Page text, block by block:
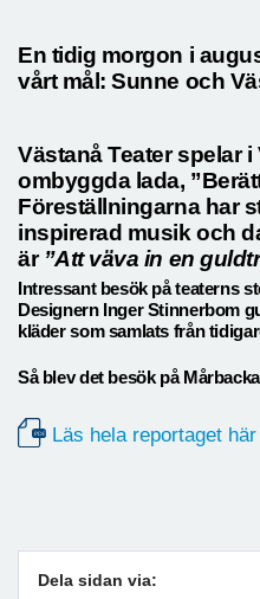
En tidig morgon i
vårt mål: Sunne och
Västanå Teater spelar
ombyggda lada,
Föreställningarna har
inspirerad musik och
är ”Att väva in en
Intressant besök på teaterns
Designern Inger Stinnerbom
kläder som samlats från
Så blev det besök på
Läs hela reportaget här
Dela sidan via: